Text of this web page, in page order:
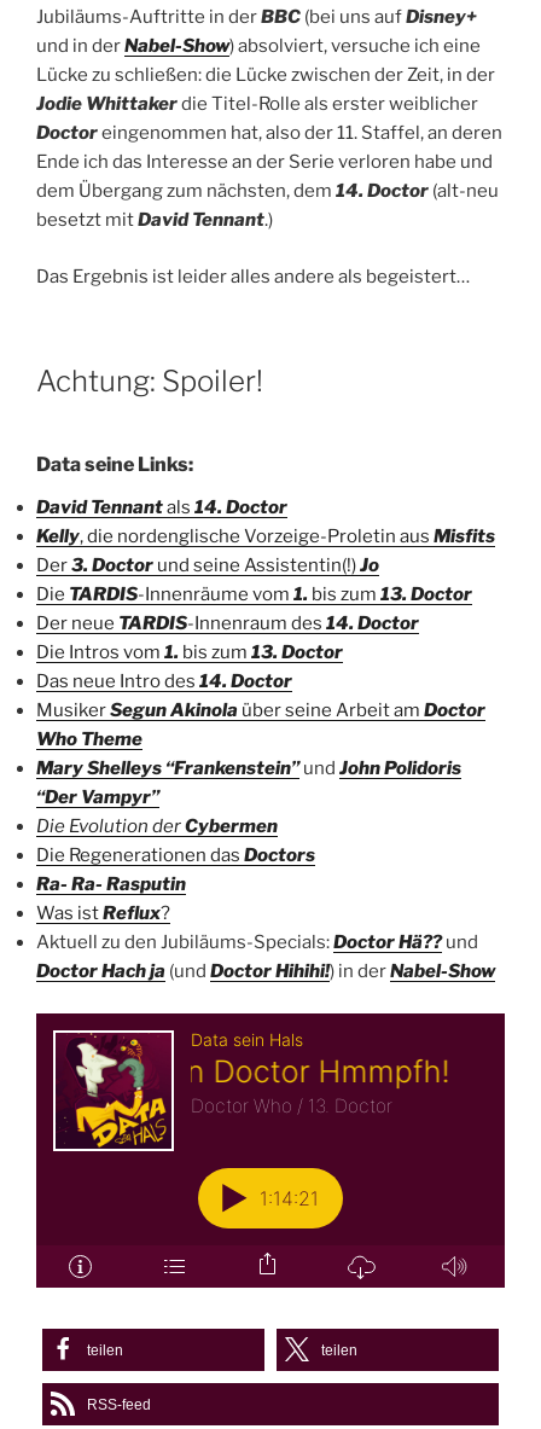
Jubiläums-Auftritte in derBBC (bei uns aufDisney+
und in derNabel-Show) absolviert, versuche ich eine
Lücke zu schließen: die Lücke zwischen der Zeit, in der
Jodie Whittakerdie Titel-Rolle als erster weiblicher
Doctoreingenommen hat, also der 11. Staffel, an deren
Ende ich das Interesse an der Serie verloren habe und
dem Übergang zum nächsten, dem 14. Doctor (alt-neu
besetzt mitDavid Tennant.)
Das Ergebnis ist leider alles andere als begeistert…
Achtung: Spoiler!
Data seine Links:
David Tennantals 14. Doctor
Kelly, die nordenglische Vorzeige-Proletin aus Misfits
Der3. Doctor und seine Assistentin(!)Jo
Die TARDIS-Innenräume vom 1. bis zum 13. Doctor
Der neue TARDIS-Innenraum des 14. Doctor
Die Intros vom 1. bis zum 13. Doctor
Das neue Intro des 14. Doctor
MusikerSegun Akinola über seine Arbeit am Doctor
Who Theme
Mary Shelleys “Frankenstein”und John Polidoris
“Der Vampyr”
Die Evolution derCybermen
Die Regenerationen das Doctors
Ra- Ra- Rasputin
Was istReflux?
Aktuell zu den Jubiläums-Specials:Doctor Hä??und
Doctor Hach ja (und Doctor Hihihi!) in derNabel-Show
teilen teilen
RSS-feed